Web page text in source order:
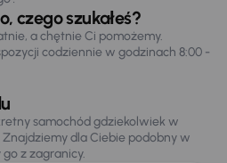
czego szukałeś?
a chętnie Ci pomożemy.
codziennie w godzinach 8:00 -
samochód gdziekolwiek w
Znajdziemy dla Ciebie podobny w
z zagranicy.